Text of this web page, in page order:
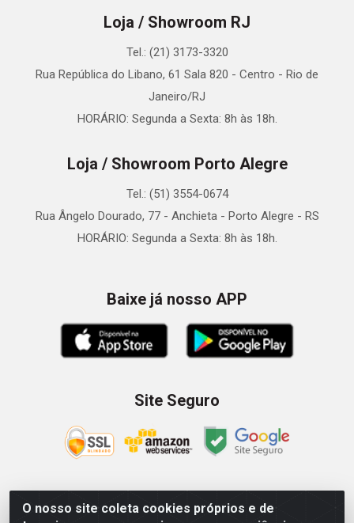
O nosso site coleta cookies próprios e de
Loja / Showroom RJ
Tel.: (21) 3173-3320
Rua República do Libano, 61 Sala 820 - Centro - Rio de
Janeiro/RJ
HORÁRIO: Segunda a Sexta: 8h às 18h.
Loja / Showroom Porto Alegre
Tel.: (51) 3554-0674
Rua Ângelo Dourado, 77 - Anchieta - Porto Alegre - RS
HORÁRIO: Segunda a Sexta: 8h às 18h.
Baixe já nosso APP
Site Seguro
Zein Importação e Comércio LTDA - Av. Senador Queiróz, 274